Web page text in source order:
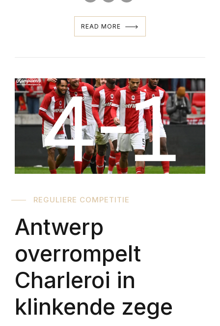
READ MORE
REGULIERE COMPETITIE
Antwerp
overrompelt
Charleroi in
klinkende zege